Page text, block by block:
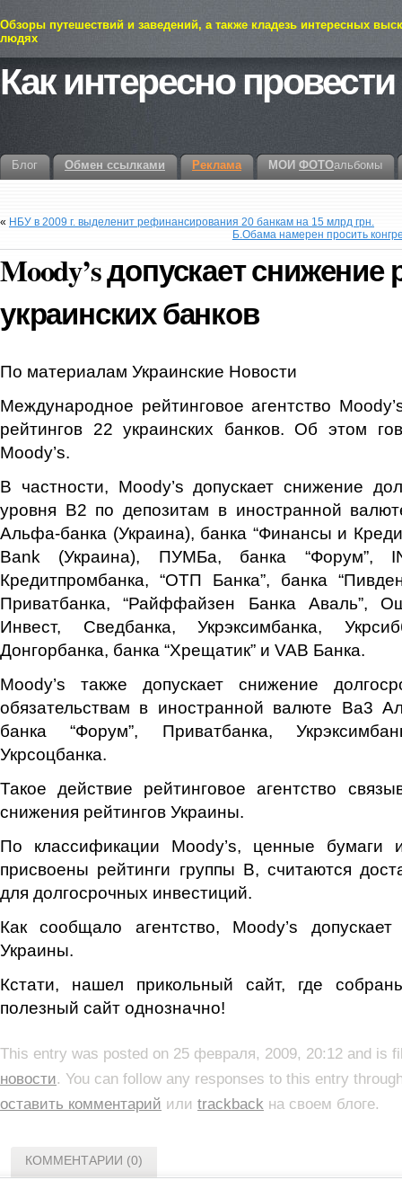
Обзоры путешествий и заведений, а также кладезь интересных
людях
Как интересно
Блог Обмен ссылками Реклама МОИ ФОТОальбомы
« НБУ в 2009 г. выделенит рефинансирования 20 банкам на 15 млрд грн.
Б.Обама намерен просить
Moody’s допускает снижение
украинских банков
По материалам Украинские Новости
Международное рейтинговое агентство
рейтингов 22 украинских банков. Об этом
Moody’s.
В частности, Moody’s допускает снижение
уровня В2 по депозитам в иностранной
Альфа-банка (Украина), банка “Финансы и
Bank (Украина), ПУМБа, банка “Форум”,
Кредитпромбанка, “ОТП Банка”, банка
Приватбанка, “Райффайзен Банка Аваль”,
Инвест, Сведбанка, Укрэксимбанка,
Донгорбанка, банка “Хрещатик” и VAB Банка.
Moody’s также допускает снижение
обязательствам в иностранной валюте Ва3
банка “Форум”, Приватбанка,
Укрсоцбанка.
Такое действие рейтинговое агентство
снижения рейтингов Украины.
По классификации Moody’s, ценные бумаги
присвоены рейтинги группы B, считаются
для долгосрочных инвестиций.
Как сообщало агентство, Moody’s
Украины.
Кстати, нашел прикольный сайт, где
полезный сайт однозначно!
This entry was posted on 25 февраля, 2009, 20:12 and is
новости. You can follow any responses to this entry
оставить комментарий или trackback на своем блоге.
КОММЕНТАРИИ (0)